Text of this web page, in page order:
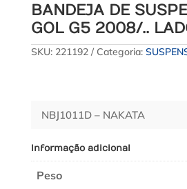
BANDEJA DE
GOL G5 2008/..
SKU: 221192 Categoria:
NBJ1011D – NAKATA
Informação adicional
Peso